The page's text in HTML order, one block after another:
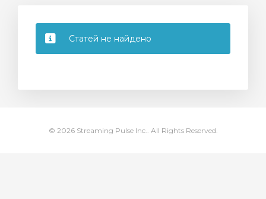
Статей не найдено
© 2026 Streaming Pulse Inc.. All Rights Reserved.